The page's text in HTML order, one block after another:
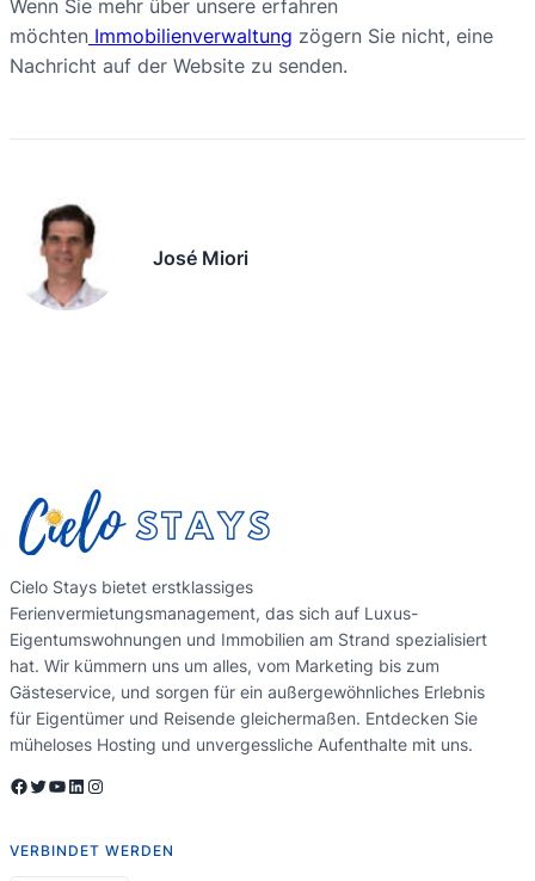
Wenn Sie mehr über unsere erfahren
möchten Immobilienverwaltung zögern Sie nicht, eine
Nachricht auf der Website zu senden.
José Miori
Cielo Stays bietet erstklassiges
Ferienvermietungsmanagement, das sich auf Luxus-
Eigentumswohnungen und Immobilien am Strand spezialisiert
hat. Wir kümmern uns um alles, vom Marketing bis zum
Gästeservice, und sorgen für ein außergewöhnliches Erlebnis
für Eigentümer und Reisende gleichermaßen. Entdecken Sie
müheloses Hosting und unvergessliche Aufenthalte mit uns.
Facebook Twitter YouTube LinkedIn Instagram
VERBINDET WERDEN